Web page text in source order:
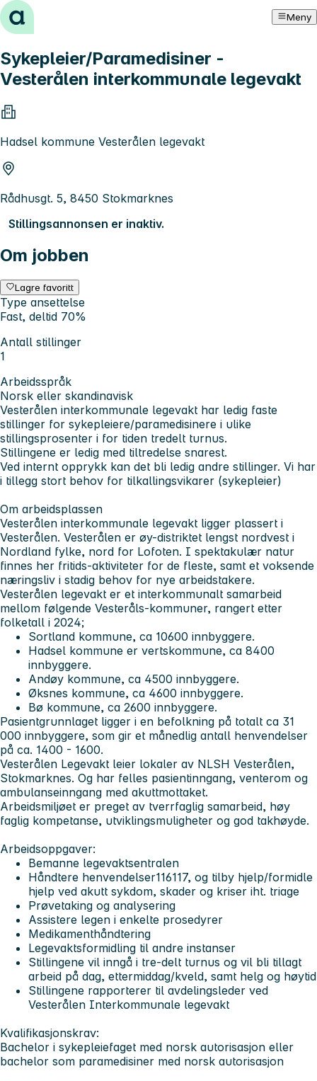
Hopp til innhold Meny
Sykepleier/Paramedisiner -
Vesterålen interkommunale legevakt
Hadsel kommune Vesterålen legevakt
Rådhusgt. 5, 8450 Stokmarknes
Stillingsannonsen er inaktiv.
Om jobben
Lagre favoritt
Type ansettelse
Fast, deltid 70%
Antall stillinger
1
Arbeidsspråk
Norsk eller skandinavisk
Vesterålen interkommunale legevakt har ledig faste
stillinger for sykepleiere/paramedisinere i ulike
stillingsprosenter i for tiden tredelt turnus.
Stillingene er ledig med tiltredelse snarest.
Ved internt opprykk kan det bli ledig andre stillinger. Vi har
i tillegg stort behov for tilkallingsvikarer (sykepleier)
Om arbeidsplassen
Vesterålen interkommunale legevakt ligger plassert i
Vesterålen. Vesterålen er øy-distriktet lengst nordvest i
Nordland fylke, nord for Lofoten. I spektakulær natur
finnes her fritids-aktiviteter for de fleste, samt et voksende
næringsliv i stadig behov for nye arbeidstakere.
Vesterålen legevakt er et interkommunalt samarbeid
mellom følgende Vesteråls-kommuner, rangert etter
folketall i 2024;
Sortland kommune, ca 10600 innbyggere.
Hadsel kommune er vertskommune, ca 8400
innbyggere.
Andøy kommune, ca 4500 innbyggere.
Øksnes kommune, ca 4600 innbyggere.
Bø kommune, ca 2600 innbyggere.
Pasientgrunnlaget ligger i en befolkning på totalt ca 31
000 innbyggere, som gir et månedlig antall henvendelser
på ca. 1400 - 1600.
Vesterålen Legevakt leier lokaler av NLSH Vesterålen,
Stokmarknes. Og har felles pasientinngang, venterom og
ambulanseinngang med akuttmottaket.
Arbeidsmiljøet er preget av tverrfaglig samarbeid, høy
faglig kompetanse, utviklingsmuligheter og god takhøyde.
Arbeidsoppgaver:
Bemanne legevaktsentralen
Håndtere henvendelser116117, og tilby hjelp/formidle
hjelp ved akutt sykdom, skader og kriser iht. triage
Prøvetaking og analysering
Assistere legen i enkelte prosedyrer
Medikamenthåndtering
Legevaktsformidling til andre instanser
Stillingene vil inngå i tre-delt turnus og vil bli tillagt
arbeid på dag, ettermiddag/kveld, samt helg og høytid
Stillingene rapporterer til avdelingsleder ved
Vesterålen Interkommunale legevakt
Kvalifikasjonskrav:
Bachelor i sykepleiefaget med norsk autorisasjon eller
bachelor som paramedisiner med norsk autorisasjon